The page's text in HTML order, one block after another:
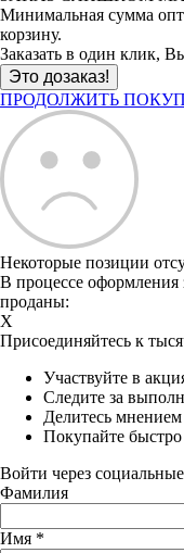
Минимальная сумма
корзину.
Заказать в один клик,
ПРОДОЛЖИТЬ
Некоторые позиции
В процессе оформления
проданы:
X
Присоединяйтесь к
Участвуйте в
Следите за
Делитесь
Покупайте
Войти через
Фамилия
Имя *